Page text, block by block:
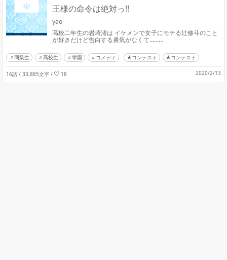
王様の命令は絶対っ!!
yao
高校二年生の岩崎渚は イケメンで女子にモテる辻修斗のこと
が好きだけど告白する勇気がなくて………
同級生 高校生 学園 コメディ ★コンテスト ★コンテスト
16話 / 33,885文字 / 18 2020/2/13